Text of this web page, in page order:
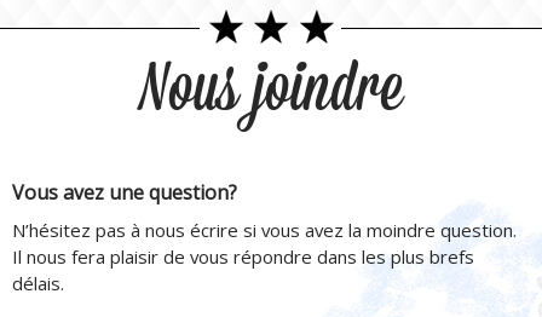
Nous joindre
Vous avez une question?
N’hésitez pas à nous écrire si vous avez la moindre question.
Il nous fera plaisir de vous répondre dans les plus brefs
délais.